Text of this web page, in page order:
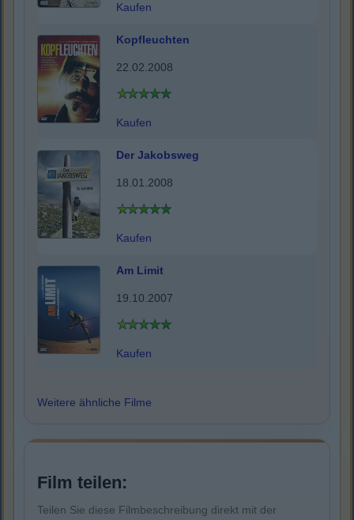
Kaufen
Kopfleuchten
22.02.2008
Kaufen
Der Jakobsweg
18.01.2008
Kaufen
Am Limit
19.10.2007
Kaufen
Weitere ähnliche Filme
Film teilen:
Teilen Sie diese Filmbeschreibung direkt mit der